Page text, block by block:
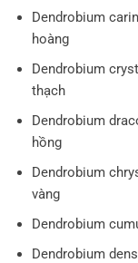
Dendrobium
hoàng
Dendrobium
thạch
Dendrobium
hồng
Dendrobium
vàng
Dendrobium
Dendrobium